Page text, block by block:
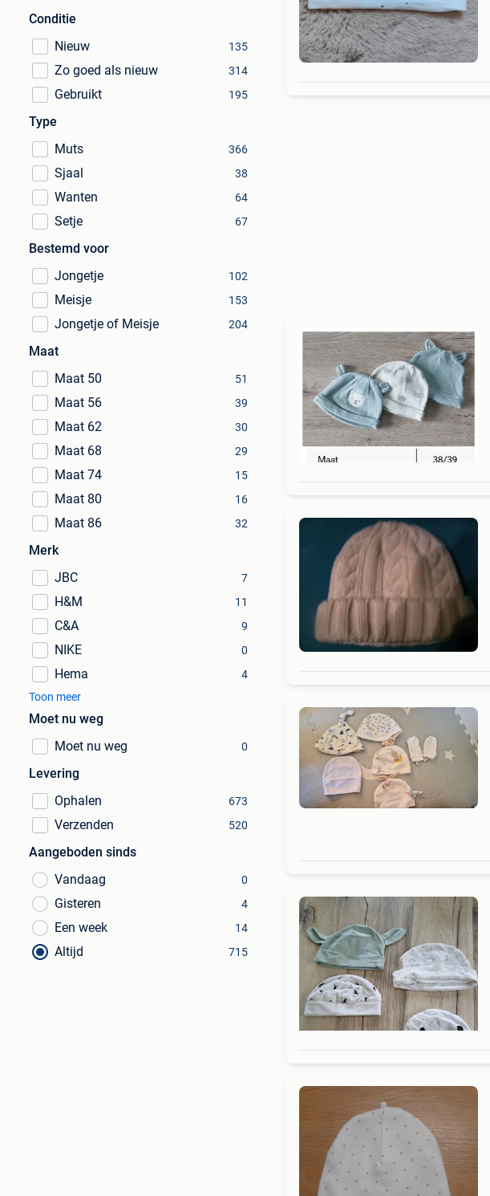
Conditie
Nieuw
135
Zo goed als nieuw 314
Gebruikt 195
Type
Muts
366
Sjaal 38
Wanten 64
Setje 67
Bestemd voor
Jongetje
102
Meisje 153
Jongetje of Meisje 204
Maat
Maat 50
51
Maat 56 39
Maat 62 30
Maat 68 29
Maat 74 15
Maat 80 16
Maat 86 32
Merk
JBC
7
H&M 11
C&A 9
NIKE 0
Hema
4
Toon meer
Moet nu weg
Moet nu weg
0
Levering
Ophalen
673
Verzenden 520
Aangeboden sinds
Vandaag
0
Gisteren 4
Een week 14
Altijd 715